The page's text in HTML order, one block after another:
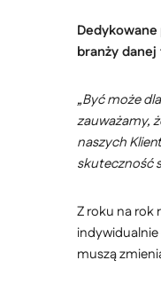
Dedykowane
branży danej
„Być może
zauważamy,
naszych
skuteczność
Z roku na rok
muszą